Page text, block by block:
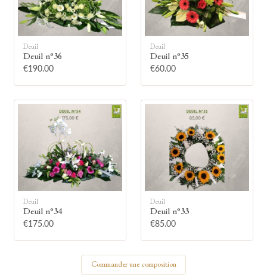
Allumez une bougie
Montrez votre soutien à la famille en
allumant symboliquement une bougie.
Votre prénom
Deuil
Deuil n°36
€190.00
Deuil
Deuil n°35
€60.00
Deuil
Deuil n°34
€175.00
Deuil
Deuil n°33
€85.00
Commander une composition